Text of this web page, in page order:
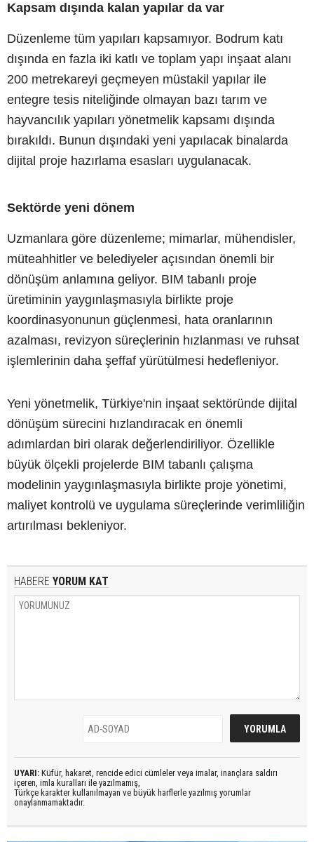
Kapsam dışında kalan yapılar da var
Düzenleme tüm yapıları kapsamıyor. Bodrum katı
dışında en fazla iki katlı ve toplam yapı inşaat alanı
200 metrekareyi geçmeyen müstakil yapılar ile
entegre tesis niteliğinde olmayan bazı tarım ve
hayvancılık yapıları yönetmelik kapsamı dışında
bırakıldı. Bunun dışındaki yeni yapılacak binalarda
dijital proje hazırlama esasları uygulanacak.
Sektörde yeni dönem
Uzmanlara göre düzenleme; mimarlar, mühendisler,
müteahhitler ve belediyeler açısından önemli bir
dönüşüm anlamına geliyor. BIM tabanlı proje
üretiminin yaygınlaşmasıyla birlikte proje
koordinasyonunun güçlenmesi, hata oranlarının
azalması, revizyon süreçlerinin hızlanması ve ruhsat
işlemlerinin daha şeffaf yürütülmesi hedefleniyor.
Yeni yönetmelik, Türkiye'nin inşaat sektöründe dijital
dönüşüm sürecini hızlandıracak en önemli
adımlardan biri olarak değerlendiriliyor. Özellikle
büyük ölçekli projelerde BIM tabanlı çalışma
modelinin yaygınlaşmasıyla birlikte proje yönetimi,
maliyet kontrolü ve uygulama süreçlerinde verimliliğin
artırılması bekleniyor.
HABERE YORUM KAT
UYARI: Küfür, hakaret, rencide edici cümleler veya imalar, inançlara saldırı
içeren, imla kuralları ile yazılmamış,
Türkçe karakter kullanılmayan ve büyük harflerle yazılmış yorumlar
onaylanmamaktadır.